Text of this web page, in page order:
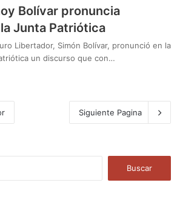
Bolívar pronuncia
Junta Patriótica
Libertador, Simón Bolívar, pronunció en la
un discurso que con…
Siguiente Pagina